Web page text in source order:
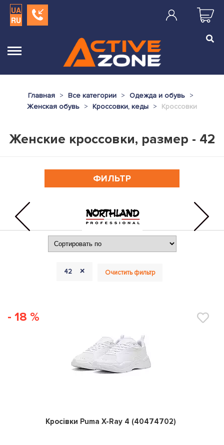
UA
RU
Главная Все категории
Одежда и обувь
Женская обувь
Кроссовки, кеды Кроссовки
Женские кроссовки, размер - 42
ФИЛЬТР
42 + Очистить фильтр
- 18 %
0
Кросівки Puma X-Ray 4 (40474702)